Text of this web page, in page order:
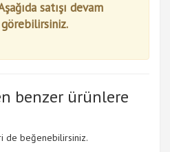
satışı devam
benzer ürünlere
de beğenebilirsiniz.